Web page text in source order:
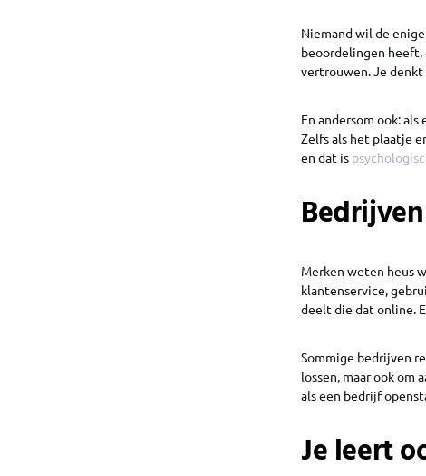
Niemand wil de
beoordelingen heeft,
vertrouwen. Je denkt
En andersom ook:
Zelfs als het plaatje
en dat is
Merken weten heus
klantenservice,
deelt die dat online.
Sommige bedrijven
lossen, maar ook om
als een bedrijf
Je leert